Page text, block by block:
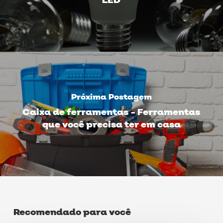
Próxima Postagem
Caixa de ferramentas - Ferramentas
que você precisa ter em casa
Recomendado para você